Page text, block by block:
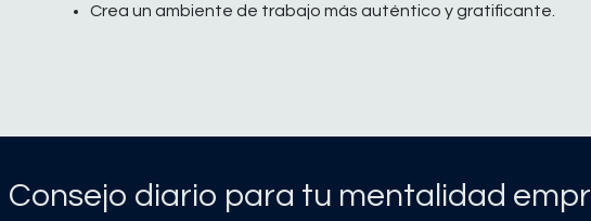
Crea un ambiente de trabajo más auténtico y gratificante.
Consejo diario para tu mentalidad